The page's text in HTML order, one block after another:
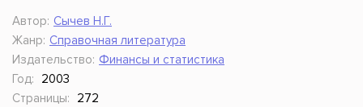
Автор: Сычев Н.Г.
Жанр: Справочная литература
Издательство: Финансы и статистика
Год:
2003
Страницы:
272